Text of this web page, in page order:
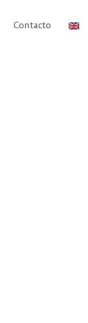
Contacto